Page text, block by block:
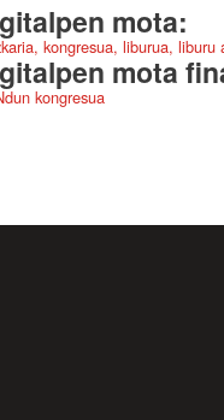
mota:
kongresua, liburua,
mota
kongresua